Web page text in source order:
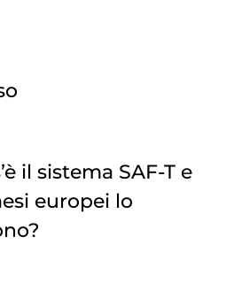
il sistema SAF-T e
europei lo